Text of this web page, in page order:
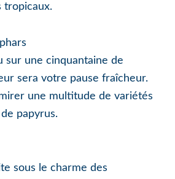
tropicaux.
sur une cinquantaine de
sera votre pause fraîcheur.
une multitude de variétés
papyrus.
sous le charme des